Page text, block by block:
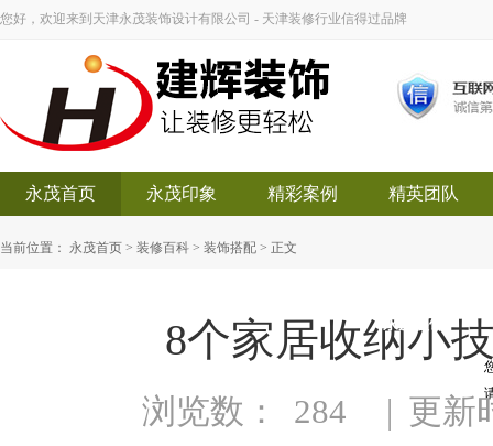
您好，欢迎来到天津永茂装饰设计有限公司 - 天津装修行业信得过品牌
永茂首页 永茂印象 精彩案例 精英团队
当前位置： 永茂首页 > 装修百科 > 装饰搭配 > 正文
8个家居收纳小
浏览数： 284 | 更新
永茂装饰